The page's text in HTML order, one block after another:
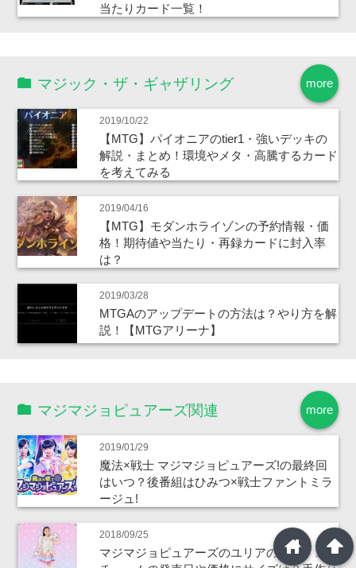
当たりカード一覧！
more
マジック・ザ・ギャザリング
2019/10/22
【MTG】パイオニアのtier1・強いデッキの
解説・まとめ！環境やメタ・高騰するカード
を考えてみる
2019/04/16
【MTG】モダンホライゾンの予約情報・価
格！期待値や当たり・再録カードに封入率
は？
2019/03/28
MTGAのアップデートの方法は？やり方を解
説！【MTGアリーナ】
more
マジマジョピュアーズ関連
2019/01/29
魔法×戦士 マジマジョピュアーズ!の最終回
はいつ？後番組はひみつ×戦士ファントミラ
ージュ!
2018/09/25
マジマジョピュアーズのユリアの衣装・コス
arrowup
home